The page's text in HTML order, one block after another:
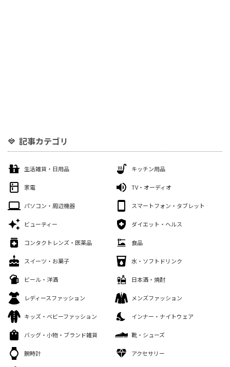
記事カテゴリ
生活雑貨・日用品 キッチン用品
家電 TV・オーディオ
パソコン・周辺機器 スマートフォン・タブレット
ビューティー ダイエット・ヘルス
コンタクトレンズ・医薬品 食品
スイーツ・お菓子 水・ソフトドリンク
ビール・洋酒 日本酒・焼酎
レディースファッション メンズファッション
キッズ・ベビーファッション インナー・ナイトウェア
バッグ・小物・ブランド雑貨 靴・シューズ
腕時計 アクセサリー